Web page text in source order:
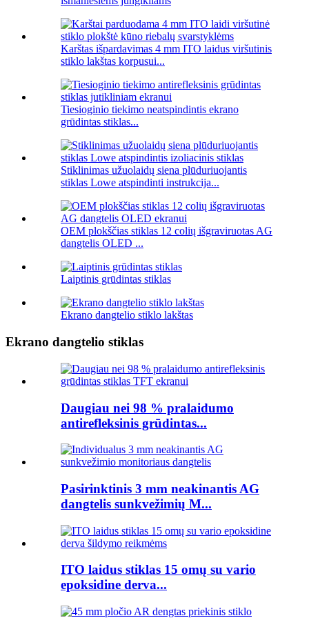
Karštas išpardavimas 4 mm ITO laidus viršutinis
stiklo lakštas korpusui...
Tiesioginio tiekimo neatspindintis ekrano
grūdintas stiklas...
Stiklinimas užuolaidų siena plūduriuojantis
stiklas Lowe atspindinti instrukcija...
OEM plokščias stiklas 12 colių išgraviruotas AG
dangtelis OLED ...
Laiptinis grūdintas stiklas
Ekrano dangtelio stiklo lakštas
Ekrano dangtelio stiklas
Daugiau nei 98 % pralaidumo
antirefleksinis grūdintas...
Pasirinktinis 3 mm neakinantis AG
dangtelis sunkvežimių M...
ITO laidus stiklas 15 omų su vario
epoksidine derva...